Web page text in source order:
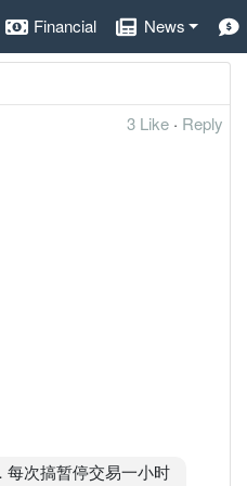
Financial News
3 Like · Reply
次搞暂停交易一小时